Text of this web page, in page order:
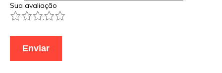
Sua avaliação
5
4
3
2